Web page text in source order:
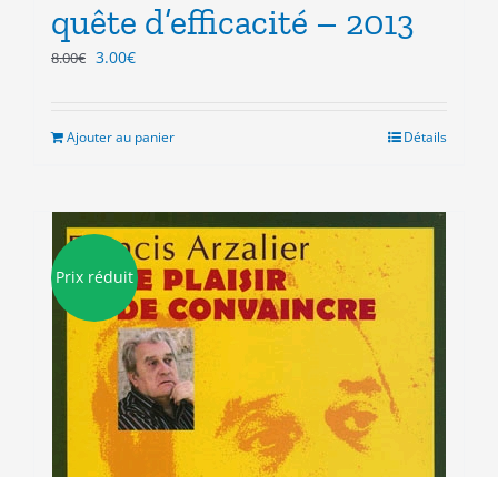
quête d’efficacité – 2013
8.00€ Le
était :
3.00€Le
est :
Ajouter au panier Détails
Prix réduit